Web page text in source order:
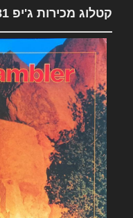
קטלוג מכירות ג'יפ 1981